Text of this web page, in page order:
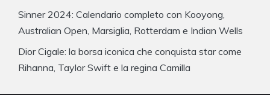
Sinner 2024: Calendario completo con Kooyong,
Australian Open, Marsiglia, Rotterdam e Indian Wells
Dior Cigale: la borsa iconica che conquista star come
Rihanna, Taylor Swift e la regina Camilla